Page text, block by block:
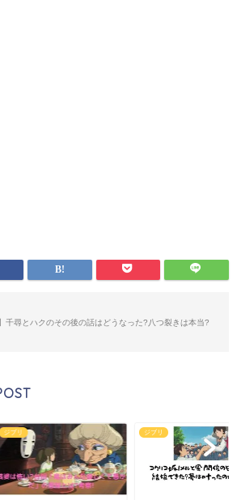
千尋とハクのその後の話はどうなった?八つ裂きは本当?
ジブリ ジブリ